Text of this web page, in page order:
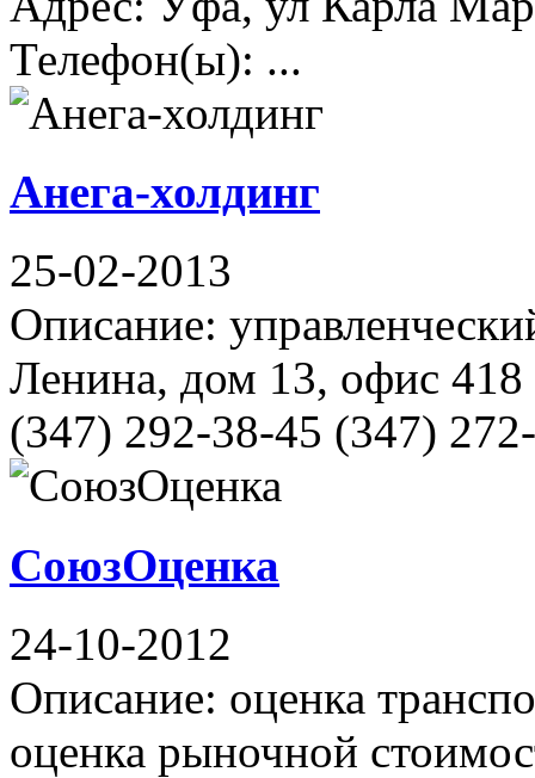
Телефон(ы): ...
Анега-холдинг
25-02-2013
Описание:
Ленина, дом 13, офис
(347) 292-38-45 (347)
СоюзОценка
24-10-2012
Описание: оценка
оценка рыночной